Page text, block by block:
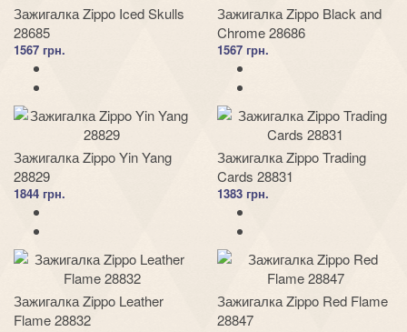
Зажигалка Zippo Iced Skulls
28685
1567 грн.
Зажигалка Zippo Black and
Chrome 28686
1567 грн.
Зажигалка Zippo Yin Yang
28829
1844 грн.
Зажигалка Zippo Trading
Cards 28831
1383 грн.
Зажигалка Zippo Leather
Flame 28832
Зажигалка Zippo Red Flame
28847